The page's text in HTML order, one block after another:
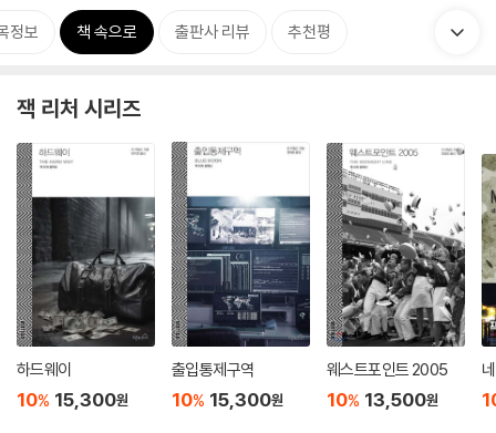
정보 책 속으로 출판사 리뷰 추천평
잭 리처 시리즈
하드웨이
10% 15,300원
출입통제구역
10% 15,300원
웨스트포인트 2005
10% 13,500원